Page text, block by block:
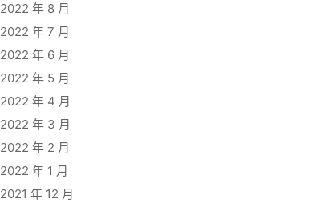
2022 年 8 月
2022 年 7 月
2022 年 6 月
2022 年 5 月
2022 年 4 月
2022 年 3 月
2022 年 2 月
2022 年 1 月
2021 年 12 月